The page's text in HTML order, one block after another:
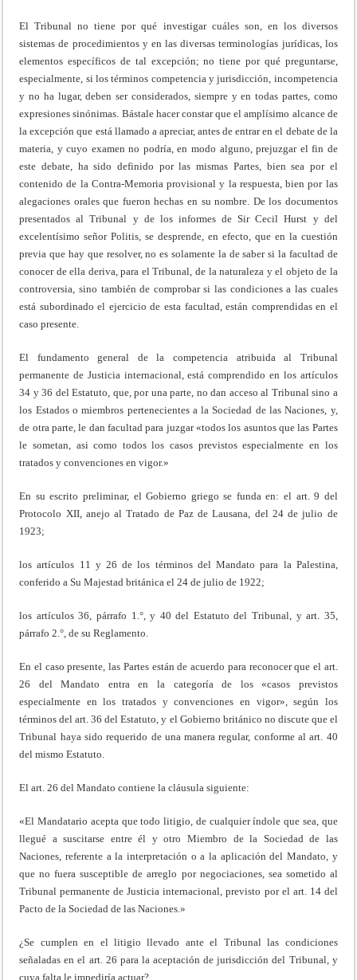
El Tribunal no tiene por qué investigar cuáles son, en los diversos
sistemas de procedimientos y en las diversas terminologías jurídicas, los
elementos específicos de tal excepción; no tiene por qué preguntarse,
especialmente, si los términos competencia y jurisdicción, incompetencia
y no ha lugar, deben ser considerados, siempre y en todas partes, como
expresiones sinónimas. Bástale hacer constar que el amplísimo alcance de
la excepción que está llamado a apreciar, antes de entrar en el debate de la
materia, y cuyo examen no podría, en modo alguno, prejuzgar el fin de
este debate, ha sido definido por las mismas Partes, bien sea por el
contenido de la Contra-Memoria provisional y la respuesta, bien por las
alegaciones orales que fueron hechas en su nombre. De los documentos
presentados al Tribunal y de los informes de Sir Cecil Hurst y del
excelentísimo señor Politis, se desprende, en efecto, que en la cuestión
previa que hay que resolver, no es solamente la de saber si la facultad de
conocer de ella deriva, para el Tribunal, de la naturaleza y el objeto de la
controversia, sino también de comprobar si las condiciones a las cuales
está subordinado el ejercicio de esta facultad, están comprendidas en el
caso presente.
El fundamento general de la competencia atribuida al Tribunal
permanente de Justicia internacional, está comprendido en los artículos
34 y 36 del Estatuto, que, por una parte, no dan acceso al Tribunal sino a
los Estados o miembros pertenecientes a la Sociedad de las Naciones, y,
de otra parte, le dan facultad para juzgar «todos los asuntos que las Partes
le sometan, asi como todos los casos previstos especialmente en los
tratados y convenciones en vigor.»
En su escrito preliminar, el Gobierno griego se funda en: el art. 9 del
Protocolo XII, anejo al Tratado de Paz de Lausana, del 24 de julio de
1923;
los artículos 11 y 26 de los términos del Mandato para la Palestina,
conferido a Su Majestad británica el 24 de julio de 1922;
los artículos 36, párrafo 1.°, y 40 del Estatuto del Tribunal, y art. 35,
párrafo 2.°, de su Reglamento.
En el caso presente, las Partes están de acuerdo para reconocer que el art.
26 del Mandato entra en la categoría de los «casos previstos
especialmente en los tratados y convenciones en vigor», según los
términos del art. 36 del Estatuto, y el Gobierno británico no discute que el
Tribunal haya sido requerido de una manera regular, conforme al art. 40
del mismo Estatuto.
El art. 26 del Mandato contiene la cláusula siguiente:
«El Mandatario acepta que todo litigio, de cualquier índole que sea, que
llegué a suscitarse entre él y otro Miembro de la Sociedad de las
Naciones, referente a la interpretación o a la aplicación del Mandato, y
que no fuera susceptible de arreglo por negociaciones, sea sometido al
Tribunal permanente de Justicia internacional, previsto por el art. 14 del
Pacto de la Sociedad de las Naciones.»
¿Se cumplen en el litigio llevado ante el Tribunal las condiciones
señaladas en el art. 26 para la aceptación de jurisdicción del Tribunal, y
cuya falta le impediría actuar?